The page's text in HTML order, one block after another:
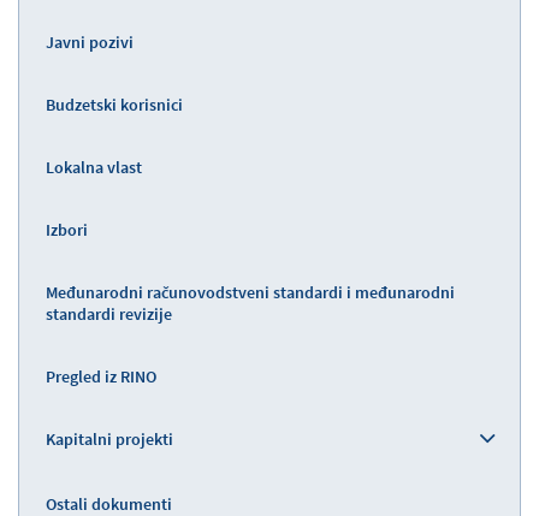
Javni pozivi
Budzetski korisnici
Lokalna vlast
Izbori
Međunarodni računovodstveni standardi i međunarodni
standardi revizije
Pregled iz RINO
Kapitalni projekti
Ostali dokumenti